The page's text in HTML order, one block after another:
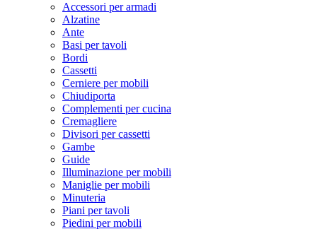
Accessori per armadi
Alzatine
Ante
Basi per tavoli
Bordi
Cassetti
Cerniere per mobili
Chiudiporta
Complementi per cucina
Cremagliere
Divisori per cassetti
Gambe
Guide
Illuminazione per mobili
Maniglie per mobili
Minuteria
Piani per tavoli
Piedini per mobili